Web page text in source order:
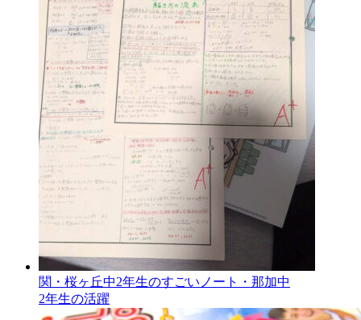
関・桜ヶ丘中2年生のすごいノート・那加中
2年生の活躍